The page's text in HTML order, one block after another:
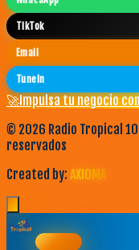
TikTok
Email
TuneIn
🚀Impulsa tu negocio
© 2026 Radio Tropical
reservados
Created by: AXIOMA